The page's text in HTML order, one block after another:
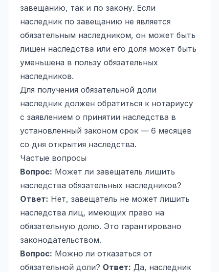
завещанию, так и по закону. Если
наследник по завещанию не является
обязательным наследником, он может быть
лишен наследства или его доля может быть
уменьшена в пользу обязательных
наследников.
Для получения обязательной доли
наследник должен обратиться к нотариусу
с заявлением о принятии наследства в
установленный законом срок — 6 месяцев
со дня открытия наследства.
Частые вопросы
Вопрос: Может ли завещатель лишить
наследства обязательных наследников?
Ответ: Нет, завещатель не может лишить
наследства лиц, имеющих право на
обязательную долю. Это гарантировано
законодательством.
Вопрос: Можно ли отказаться от
обязательной доли? Ответ: Да, наследник